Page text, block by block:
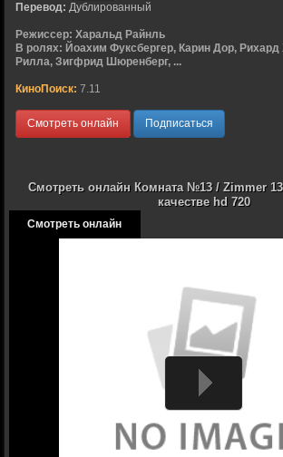
Перевод: Дублированный
Режиссер: Харальд Райнль
В ролях: Йоахим Фуксбергер, Карин Дор,
Рилла, Зигфрид Шюренберг, ...
КиноПоиск: 7.11
Смотреть онлайн Подписаться
Смотреть онлайн Комната №13 / Zimmer
качестве hd 720
Смотреть онлайн